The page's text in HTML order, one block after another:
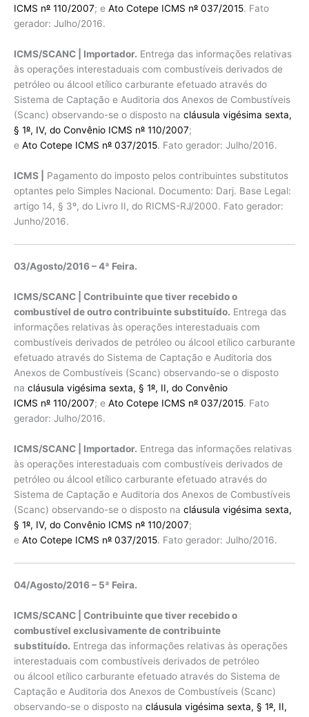
ICMS nº 110/2007; e Ato Cotepe ICMS nº 037/2015. Fato
gerador: Julho/2016.
ICMS/SCANC | Importador. Entrega das informações relativas
às operações interestaduais com combustíveis derivados de
petróleo ou álcool etílico carburante efetuado através do
Sistema de Captação e Auditoria dos Anexos de Combustíveis
(Scanc) observando-se o disposto na cláusula vigésima sexta,
§ 1º, IV, do Convênio ICMS nº 110/2007;
e Ato Cotepe ICMS nº 037/2015. Fato gerador: Julho/2016.
ICMS |
Pagamento do imposto pelos contribuintes substitutos
optantes pelo Simples Nacional. Documento: Darj. Base Legal:
artigo 14, § 3º, do Livro II, do RICMS-RJ/2000. Fato gerador:
Junho/2016.
03/Agosto/2016 – 4ª Feira.
ICMS/SCANC | Contribuinte que tiver recebido o
combustível de outro contribuinte substituído. Entrega das
informações relativas às operações interestaduais com
combustíveis derivados de petróleo ou álcool etílico carburante
efetuado através do Sistema de Captação e Auditoria dos
Anexos de Combustíveis (Scanc) observando-se o disposto
na cláusula vigésima sexta, § 1º, II, do Convênio
ICMS nº 110/2007; e Ato Cotepe ICMS nº 037/2015. Fato
gerador: Julho/2016.
ICMS/SCANC | Importador. Entrega das informações relativas
às operações interestaduais com combustíveis derivados de
petróleo ou álcool etílico carburante efetuado através do
Sistema de Captação e Auditoria dos Anexos de Combustíveis
(Scanc) observando-se o disposto na cláusula vigésima sexta,
§ 1º, IV, do Convênio ICMS nº 110/2007;
e Ato Cotepe ICMS nº 037/2015. Fato gerador: Julho/2016.
04/Agosto/2016 – 5ª Feira.
ICMS/SCANC | Contribuinte que tiver recebido o
combustível exclusivamente de contribuinte
substituído. Entrega das informações relativas às operações
interestaduais com combustíveis derivados de petróleo
ou álcool etílico carburante efetuado através do Sistema de
Captação e Auditoria dos Anexos de Combustíveis (Scanc)
observando-se o disposto na cláusula vigésima sexta, § 1º, II,